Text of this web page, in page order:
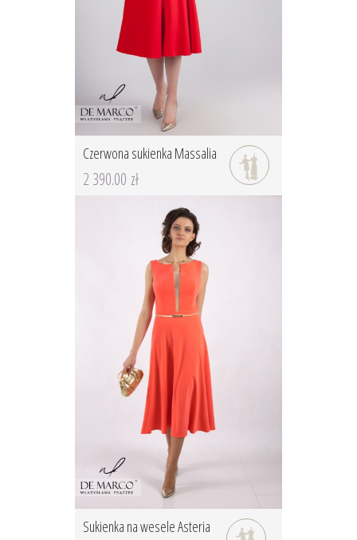
Czerwona sukienka Massalia
2 390.00 zł
Sukienka na wesele Asteria